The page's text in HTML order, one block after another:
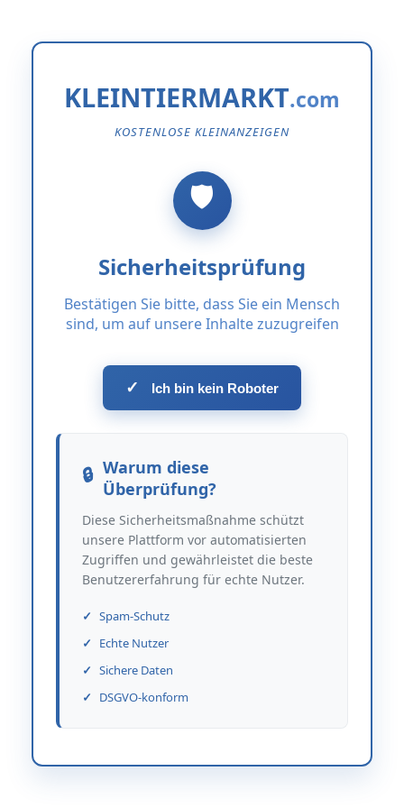
KLEINTIERMARKT
KOSTENLOSE KLEINANZEIGEN
Sicherheitsprüfung
Bestätigen Sie bitte, dass Sie ein Mensch
sind, um auf unsere Inhalte zuzugreifen
✓ Ich bin kein Roboter
Warum diese
Überprüfung?
Diese Sicherheitsmaßnahme schützt
unsere Plattform vor automatisierten
Zugriffen und gewährleistet die beste
Benutzererfahrung für echte Nutzer.
Spam-Schutz
Echte Nutzer
Sichere Daten
DSGVO-konform